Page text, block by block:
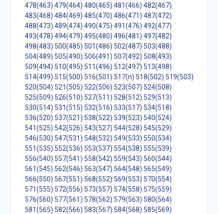
478(463) 479(464) 480(465) 481(466) 482(467)
483(468) 484(469) 485(470) 486(471) 487(472)
488(473) 489(474) 490(475) 491(476) 492(477)
493(478) 494(479) 495(480) 496(481) 497(482)
498(483) 500(485) 501(486) 502(487) 503(488)
504(489) 505(490) 506(491) 507(492) 508(493)
509(494) 510(495) 511(496) 512(497) 513(498)
514(499) 515(500) 516(501) 517(n) 518(502) 519(503)
520(504) 521(505) 522(506) 523(507) 524(508)
525(509) 526(510) 527(511) 528(512) 529(513)
530(514) 531(515) 532(516) 533(517) 534(518)
536(520) 537(521) 538(522) 539(523) 540(524)
541(525) 542(526) 543(527) 544(528) 545(529)
546(530) 547(531) 548(532) 549(533) 550(534)
551(535) 552(536) 553(537) 554(538) 555(539)
556(540) 557(541) 558(542) 559(543) 560(544)
561(545) 562(546) 563(547) 564(548) 565(549)
566(550) 567(551) 568(552) 569(553) 570(554)
571(555) 572(556) 573(557) 574(558) 575(559)
576(560) 577(561) 578(562) 579(563) 580(564)
581(565) 582(566) 583(567) 584(568) 585(569)